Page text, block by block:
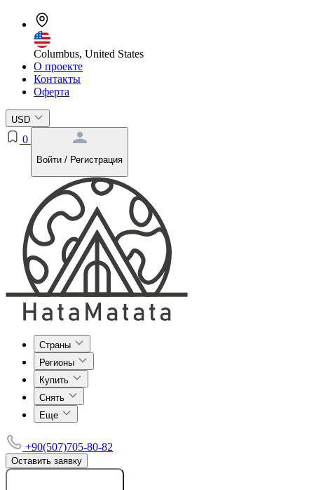
Columbus, United States
О проекте
Контакты
Оферта
USD
0
Войти / Регистрация
Страны
Регионы
Купить
Снять
Еще
+90(507)705-80-82
Оставить заявку